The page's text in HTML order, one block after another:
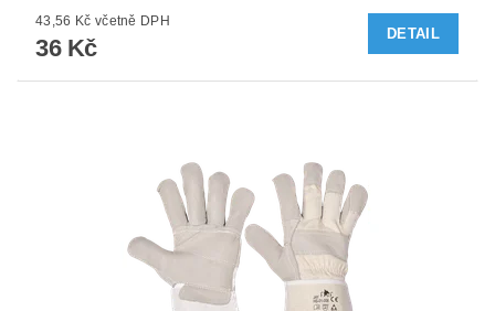
43,56 Kč včetně DPH
36 Kč
DETAIL